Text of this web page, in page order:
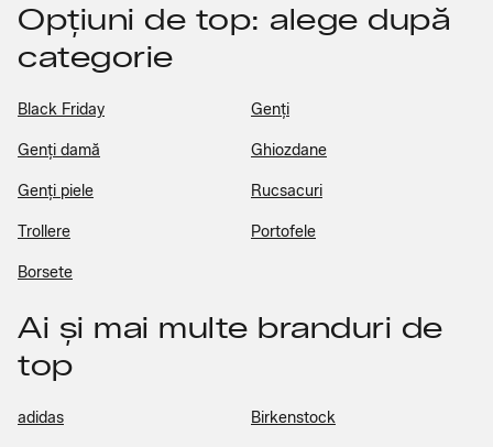
Opțiuni de top: alege după
categorie
Black Friday Genți
Genți damă Ghiozdane
Genți piele Rucsacuri
Trollere Portofele
Borsete
Ai și mai multe branduri de
top
adidas Birkenstock